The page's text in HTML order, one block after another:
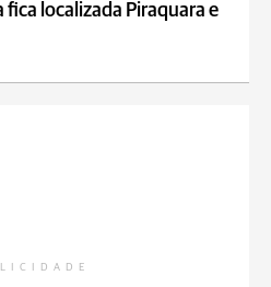
fica localizada Piraquara e